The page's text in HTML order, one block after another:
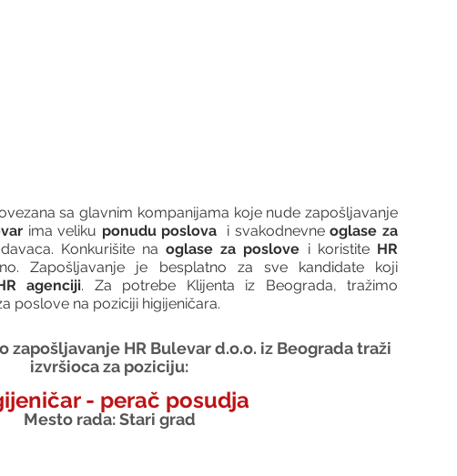
sa glavnim kompanijama koje nude zapošljavanje
ima veliku ponudu poslova
  i svakodnevne
oglase za
Konkurišite na oglase za poslove i koristite HR
Zapošljavanje je besplatno za sve kandidate koji
agenciji. Za potrebe Klijenta iz Beograda, tražimo
poslove na poziciji higijeničara.
zapošljavanje HR Bulevar d.o.o. iz Beograda traži
izvršioca za poziciju:
- perač posudja
Mesto rada: Stari grad